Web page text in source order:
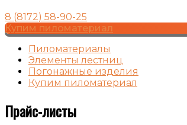
8 (8172) 58-90-25
Купим пиломатериал
Пиломатериалы
Элементы лестниц
Погонажные изделия
Купим пиломатериал
Прайс-листы